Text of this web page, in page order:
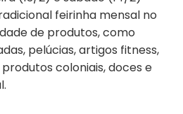
feirinha mensal no
de produtos, como
pelúcias, artigos fitness,
coloniais, doces e